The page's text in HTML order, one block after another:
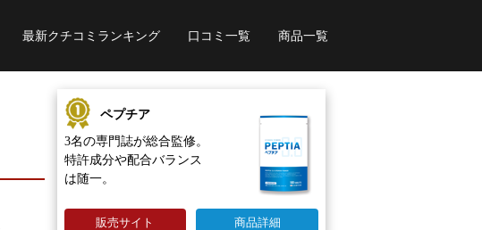
最新クチコミランキング 口コミ一覧 商品一覧
ペプチア
3名の専門誌が総合監修。
特許成分や配合バランス
は随一。
販売サイト 商品詳細